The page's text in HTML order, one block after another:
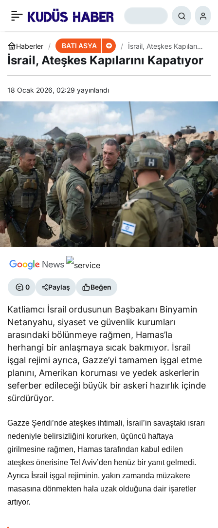
Haberler BATI ASYA
İsrail, Ateşkes Kapılarını
Kapatıyor
İsrail, Ateşkes Kapılarını Kapatıyor
18 Ocak 2026, 02:29 yayınlandı
0 Paylaş Beğen
Katliamcı İsrail ordusunun Başbakanı Binyamin
Netanyahu, siyaset ve güvenlik kurumları
arasındaki bölünmeye rağmen, Hamas’la
herhangi bir anlaşmaya sıcak bakmıyor. İsrail
işgal rejimi ayrıca, Gazze’yi tamamen işgal etme
planını, Amerikan koruması ve yedek askerlerin
seferber edileceği büyük bir askeri hazırlık içinde
sürdürüyor.
Gazze Şeridi’nde ateşkes ihtimali, İsrail’in savaştaki ısrarı
nedeniyle belirsizliğini korurken, üçüncü haftaya
girilmesine rağmen, Hamas tarafından kabul edilen
ateşkes önerisine Tel Aviv’den henüz bir yanıt gelmedi.
Ayrıca İsrail işgal rejiminin, yakın zamanda müzakere
masasına dönmekten hala uzak olduğuna dair işaretler
artıyor.
​​​​​​​Yemen Şehitlerini
Uğurladı
+ 0 Paylaş